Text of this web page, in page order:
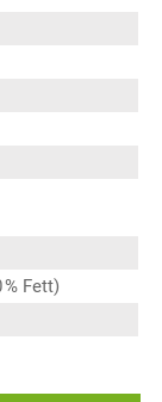
Fett)